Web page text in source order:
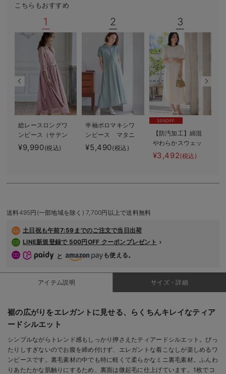
ファルスカ
入院準備の持ち物チェック
こちらもおすすめ
1
総レースロングワ
ンピース（サテン
リボンベルト
付） マタニテ
¥9,990(税込)
2
半袖ポロマキシワ
ンピース マタニ
ティ・授乳服【出
産後も長く使え
¥5,490(税込)
3
30%OFF
【防汚加工】綿混
やわらかスウェッ
ト半袖フレアワン
ピース マタニテ
¥3,492(税込)
送料495円(一部地域を除く) 7,700円以上で送料無料
土日祝も午前7:59までのご注文で当日出荷
LINE新規登録で 500円OFF クーポンプレゼント
と
も使える。
アイテム説明 サイズ・詳細
裾の広がりをエレガントに見せる、らくちんキレイなティア
ードシルエット
シンプルながらトレンド感もしっかり押さえたティアードシルエット。ぴっ
たりしすぎないのでお腹を締め付けず、エレガントな着こなしが楽しめるワ
ンピースです。裏毛素材の中でも特に軽くて柔らかなミニ裏毛素材。ふんわ
りあたたかな肌触りにするため、裏面は微起毛に仕上げています。1枚でコ